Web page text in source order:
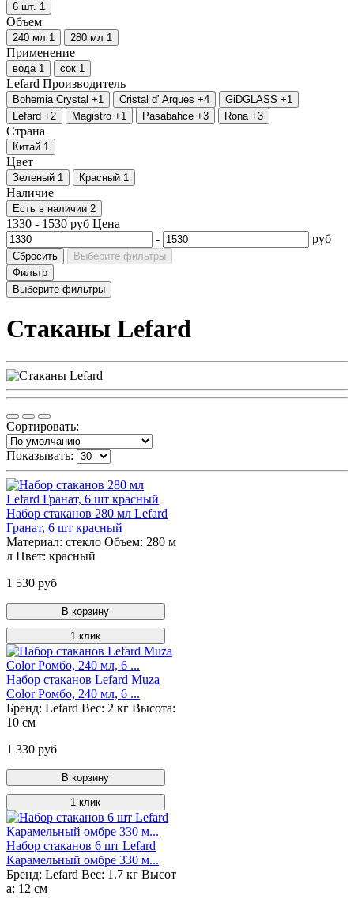
6 шт. 1
Объем
240 мл 1 280 мл 1
Применение
вода 1 сок 1
Lefard Производитель
Bohemia Crystal +1 Cristal d' Arques +4 GiDGLASS +1
Lefard +2 Magistro +1 Pasabahce +3 Rona +3
Страна
Китай 1
Цвет
Зеленый 1 Красный 1
Наличие
Есть в наличии 2
1330 - 1530 руб Цена
-
руб
Сбросить
Выберите фильтры
Фильтр
Выберите фильтры
Стаканы Lefard
Сортировать:
Показывать:
Набор стаканов 280 мл Lefard
Гранат, 6 шт красный
Материал: стекло Объем: 280 м
л Цвет: красный
1 530 руб
В корзину
1 клик
Набор стаканов Lefard Muza
Color Ромбо, 240 мл, 6 ...
Бренд: Lefard Вес: 2 кг Высота:
10 см
1 330 руб
В корзину
1 клик
Набор стаканов 6 шт Lefard
Карамельный омбре 330 м...
Бренд: Lefard Вес: 1.7 кг Высот
а: 12 см